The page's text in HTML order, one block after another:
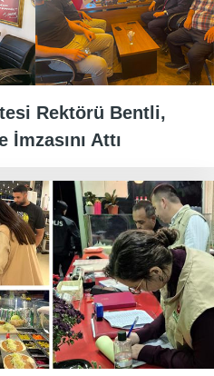
Rektörü Bentli,
İmzasını Attı